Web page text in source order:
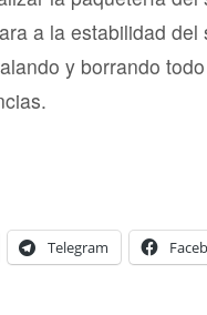
a la estabilidad
y borrando
Telegram